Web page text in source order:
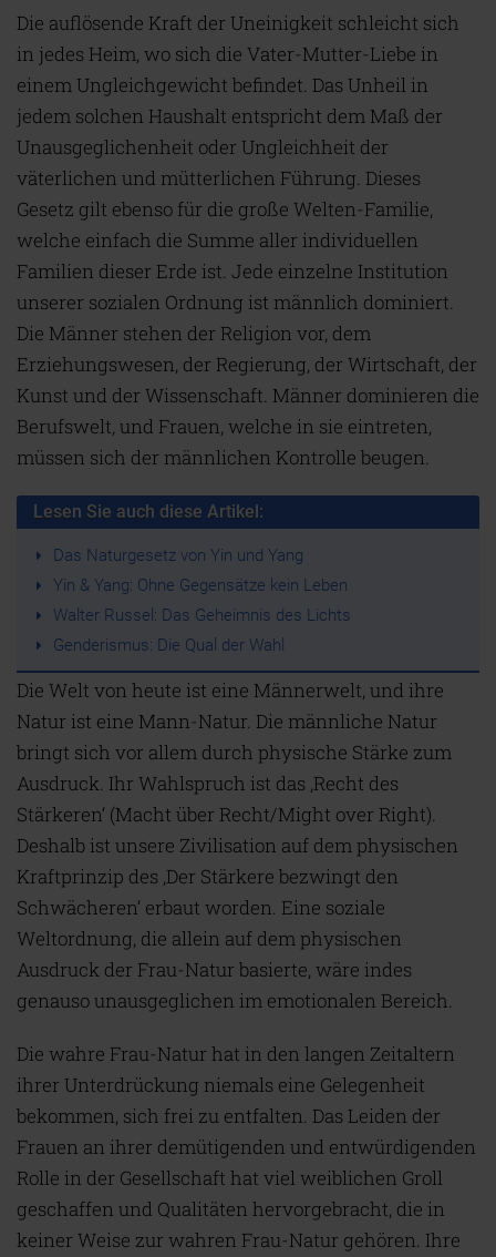
Die auflösende Kraft der Uneinigkeit schleicht sich
in jedes Heim, wo sich die Vater-Mutter-Liebe in
einem Ungleichgewicht befindet. Das Unheil in
jedem solchen Haushalt entspricht dem Maß der
Unausgeglichenheit oder Ungleichheit der
väterlichen und mütterlichen Führung. Dieses
Gesetz gilt ebenso für die große Welten-Familie,
welche einfach die Summe aller individuellen
Familien dieser Erde ist. Jede einzelne Institution
unserer sozialen Ordnung ist männlich dominiert.
Die Männer stehen der Religion vor, dem
Erziehungswesen, der Regierung, der Wirtschaft, der
Kunst und der Wissenschaft. Männer dominieren die
Berufswelt, und Frauen, welche in sie eintreten,
müssen sich der männlichen Kontrolle beugen.
Lesen Sie auch diese Artikel:
Das Naturgesetz von Yin und Yang
Yin & Yang: Ohne Gegensätze kein Leben
Walter Russel: Das Geheimnis des Lichts
Genderismus: Die Qual der Wahl
Die Welt von heute ist eine Männerwelt, und ihre
Natur ist eine Mann-Natur. Die männliche Natur
bringt sich vor allem durch physische Stärke zum
Ausdruck. Ihr Wahlspruch ist das ‚Recht des
Stärkeren‘ (Macht über Recht/Might over Right).
Deshalb ist unsere Zivilisation auf dem physischen
Kraftprinzip des ‚Der Stärkere bezwingt den
Schwächeren‘ erbaut worden. Eine soziale
Weltordnung, die allein auf dem physischen
Ausdruck der Frau-Natur basierte, wäre indes
genauso unausgeglichen im emotionalen Bereich.
Die wahre Frau-Natur hat in den langen Zeitaltern
ihrer Unterdrückung niemals eine Gelegenheit
bekommen, sich frei zu entfalten. Das Leiden der
Frauen an ihrer demütigenden und entwürdigenden
Rolle in der Gesellschaft hat viel weiblichen Groll
geschaffen und Qualitäten hervorgebracht, die in
keiner Weise zur wahren Frau-Natur gehören. Ihre